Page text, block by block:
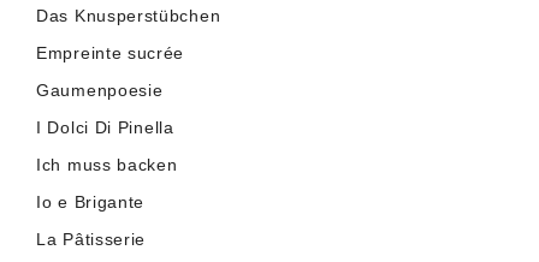
Das Knusperstübchen
Empreinte sucrée
Gaumenpoesie
I Dolci Di Pinella
Ich muss backen
Io e Brigante
La Pâtisserie